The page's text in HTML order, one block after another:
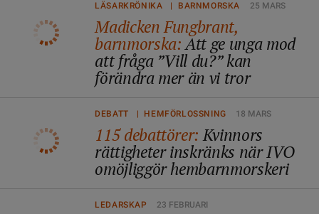
LÄSARKRÖNIKA | BARNMORSKA 25 MARS
Madicken Fungbrant,
barnmorska:Att ge unga mod
att fråga ”Vill du?” kan
förändra mer än vi tror
DEBATT | HEMFÖRLOSSNING 18 MARS
115 debattörer:Kvinnors
rättigheter inskränks när IVO
omöjliggör hembarnmorskeri
LEDARSKAP 23 FEBRUARI